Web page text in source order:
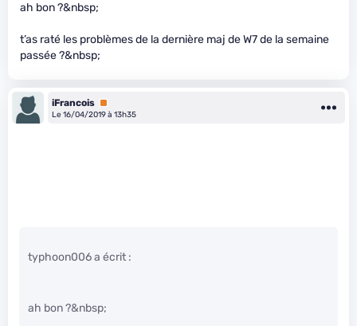
ah bon ?&nbsp;
t’as raté les problèmes de la dernière maj de W7 de la semaine
passée ?&nbsp;
iFrancois Premium
Le 16/04/2019 à 13h35
typhoon006 a écrit :
ah bon ?&nbsp;